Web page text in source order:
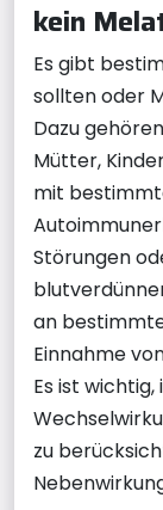
kein
Es gibt
sollten oder
Dazu
Mütter,
mit
Störungen
an
Einnahme
Es ist
zu